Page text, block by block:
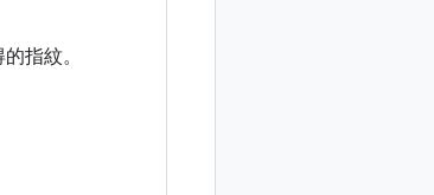
指紋。